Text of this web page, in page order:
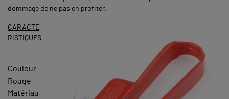
dommage de ne pas en profiter.
CARACTE
RISTIQUES
:
Couleur :
Rouge
Matériau